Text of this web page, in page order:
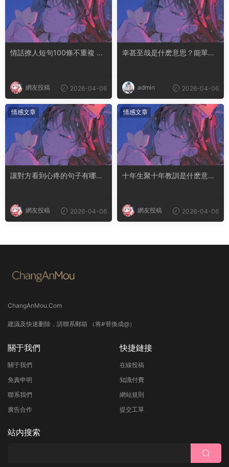
情話撩人短句100條不重複 土
網友投稿 2026-04-06
幸甚至哉是什麽意思？能單獨
admin 2026-04-06
情感文章
讓對方看到心疼的句子有哪
網友投稿 2026-04-06
情感文章
十年生聚十年教訓是什麽意思
網友投稿 2026-04-06
ChangAnMou.Com
建議及快速删除，請聯系郵箱 （将#替換成@）
關于我們
關于我們
免責申明
聯系我們
廣告合作
快捷鏈接
在線投稿
知識付費
網站規則
提交工單
站内搜索